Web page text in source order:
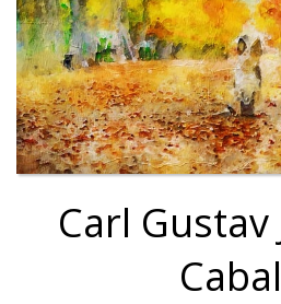
Carl Gustav